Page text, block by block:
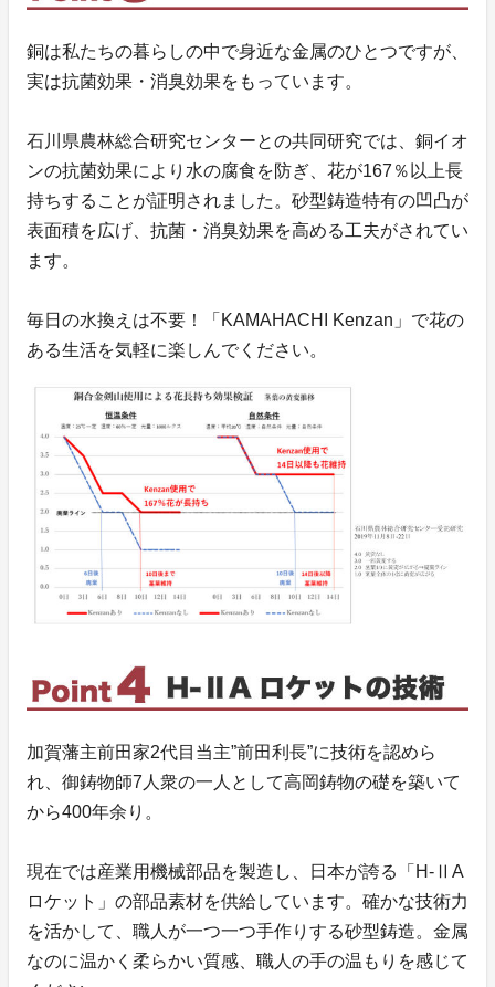
銅は私たちの暮らしの中で身近な金属のひとつですが、
実は抗菌効果・消臭効果をもっています。
石川県農林総合研究センターとの共同研究では、銅イオ
ンの抗菌効果により水の腐食を防ぎ、花が167％以上長
持ちすることが証明されました。砂型鋳造特有の凹凸が
表面積を広げ、抗菌・消臭効果を高める工夫がされてい
ます。
毎日の水換えは不要！「KAMAHACHI Kenzan」で花の
ある生活を気軽に楽しんでください。
加賀藩主前田家2代目当主”前田利長”に技術を認めら
れ、御鋳物師7人衆の一人として高岡鋳物の礎を築いて
から400年余り。
現在では産業用機械部品を製造し、日本が誇る「H-ⅡA
ロケット」の部品素材を供給しています。確かな技術力
を活かして、職人が一つ一つ手作りする砂型鋳造。金属
なのに温かく柔らかい質感、職人の手の温もりを感じて